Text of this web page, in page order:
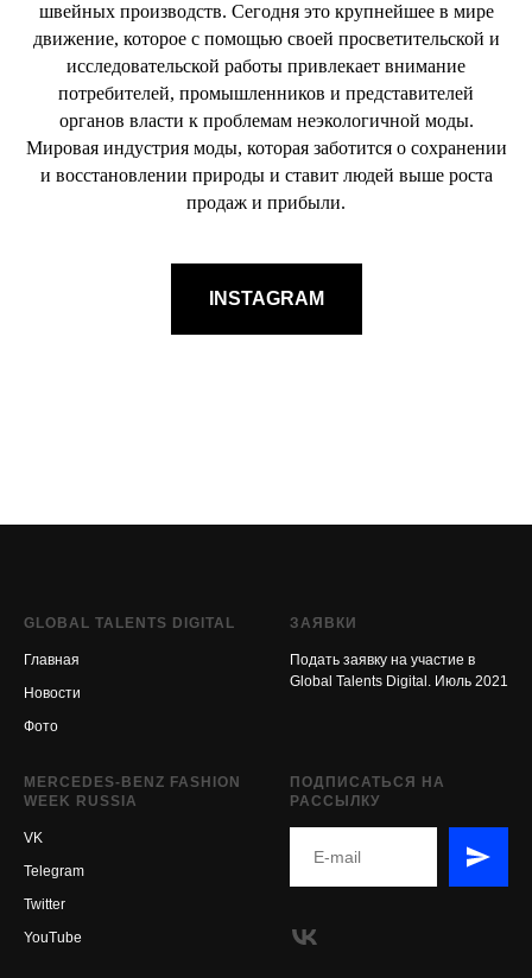
швейных производств. Сегодня это крупнейшее в мире
движение, которое с помощью своей просветительской и
исследовательской работы привлекает внимание
потребителей, промышленников и представителей
органов власти к проблемам неэкологичной моды.
Мировая индустрия моды, которая заботится о сохранении
и восстановлении природы и ставит людей выше роста
продаж и прибыли.
INSTAGRAM
GLOBAL TALENTS DIGITAL
Главная
Новости
Фото
ЗАЯВКИ
Подать заявку на участие в
Global Talents Digital. Июль 2021
MERCEDES-BENZ FASHION
WEEK RUSSIA
VK
Telegram
Twitter
YouTube
ПОДПИСАТЬСЯ НА
РАССЫЛКУ